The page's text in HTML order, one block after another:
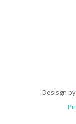
Desisgn by